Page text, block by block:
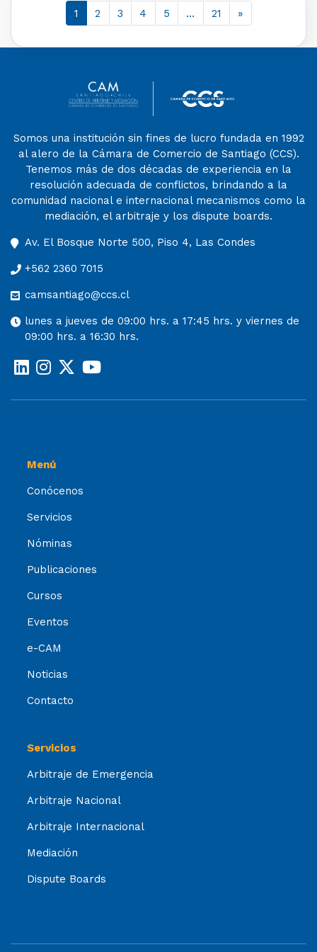
1 2 3 4 5 … 21 »
Somos una institución sin fines de lucro fundada en 1992
al alero de la Cámara de Comercio de Santiago (CCS).
Tenemos más de dos décadas de experiencia en la
resolución adecuada de conflictos, brindando a la
comunidad nacional e internacional mecanismos como la
mediación, el arbitraje y los dispute boards.
Av. El Bosque Norte 500, Piso 4, Las Condes
+562 2360 7015
camsantiago@ccs.cl
lunes a jueves de 09:00 hrs. a 17:45 hrs. y viernes de
09:00 hrs. a 16:30 hrs.
Menú
Conócenos
Servicios
Nóminas
Publicaciones
Cursos
Eventos
e-CAM
Noticias
Contacto
Servicios
Arbitraje de Emergencia
Arbitraje Nacional
Arbitraje Internacional
Mediación
Dispute Boards